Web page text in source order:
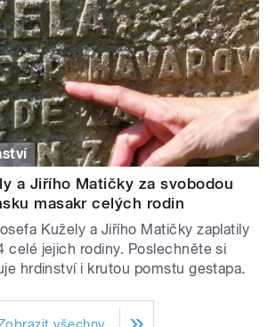
a Jiřího Matičky za svobodou
masakr celých rodin
Kužely a Jiřího Matičky zaplatily
celé jejich rodiny. Poslechněte si
hrdinství i krutou pomstu gestapa.